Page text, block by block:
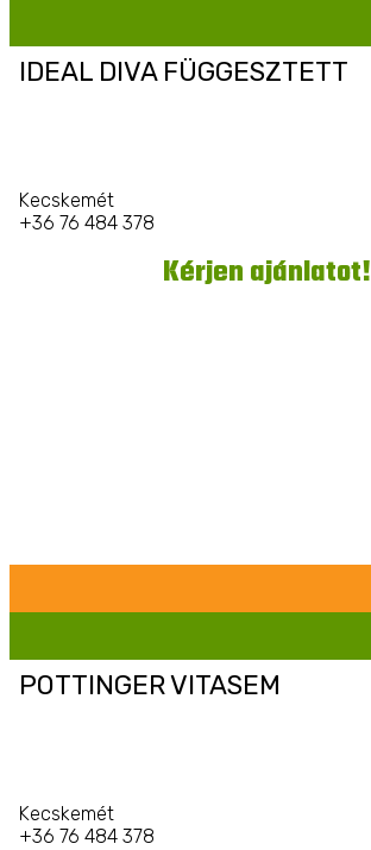
IDEAL DIVA FÜGGESZTETT
Kecskemét
+36 76 484 378
Kérjen ajánlatot!
POTTINGER VITASEM
Kecskemét
+36 76 484 378